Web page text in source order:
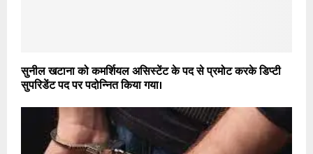
सुनील खटाना को कमर्शियल असिस्टेंट के पद से प्रमोट करके डिप्टी
सुपरिडेंट पद पर पदोन्नित किया गया।